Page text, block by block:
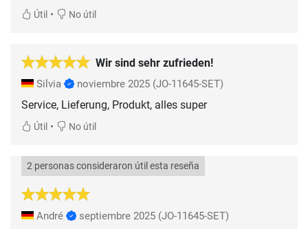
Útil • No útil
Wir sind sehr zufrieden!
Silvia noviembre 2025 (JO-11645-SET)
Service, Lieferung, Produkt, alles super
Útil • No útil
2 personas consideraron útil esta reseña
André septiembre 2025 (JO-11645-SET)